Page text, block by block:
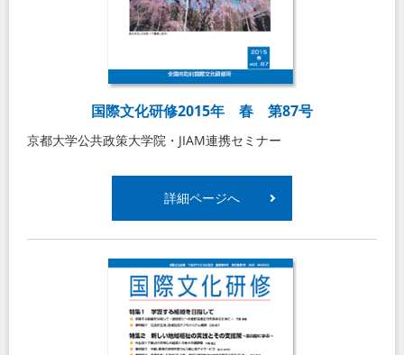
国際文化研修2015年 春 第87号
京都大学公共政策大学院・JIAM連携セミナー
詳細ページへ